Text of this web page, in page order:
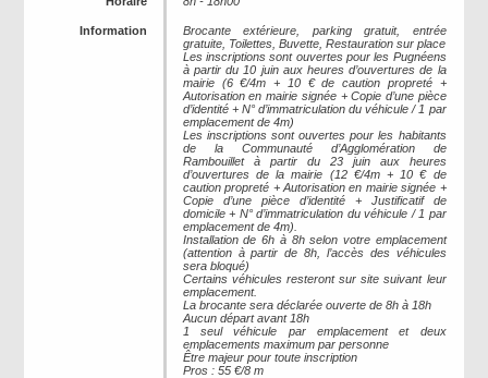
Information
Brocante extérieure, parking gratuit, entrée
gratuite, Toilettes, Buvette, Restauration sur place
Les inscriptions sont ouvertes pour les Pugnéens
à partir du 10 juin aux heures d’ouvertures de la
mairie (6 €/4m + 10 € de caution propreté +
Autorisation en mairie signée + Copie d’une pièce
d’identité + N° d’immatriculation du véhicule / 1 par
emplacement de 4m)
Les inscriptions sont ouvertes pour les habitants
de la Communauté d’Agglomération de
Rambouillet à partir du 23 juin aux heures
d’ouvertures de la mairie (12 €/4m + 10 € de
caution propreté + Autorisation en mairie signée +
Copie d’une pièce d’identité + Justificatif de
domicile + N° d’immatriculation du véhicule / 1 par
emplacement de 4m).
Installation de 6h à 8h selon votre emplacement
(attention à partir de 8h, l’accès des véhicules
sera bloqué)
Certains véhicules resteront sur site suivant leur
emplacement.
La brocante sera déclarée ouverte de 8h à 18h
Aucun départ avant 18h
1 seul véhicule par emplacement et deux
emplacements maximum par personne
Être majeur pour toute inscription
Pros : 55 €/8 m